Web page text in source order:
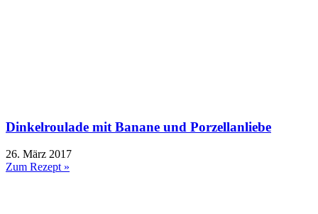
Dinkelroulade mit Banane und Porzellanliebe
26. März 2017
Zum Rezept »